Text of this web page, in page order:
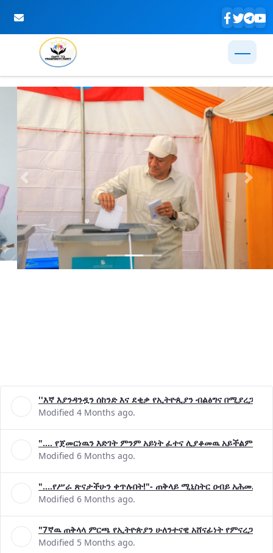
Skip to Main Content
Previous Next
''እኛ እያንዳንዷን ሰከንድ እና ደቂቃ የኢትዮጲያን ብልፅግና
Modified 4 Months ago.
".... የጀመርነዉን እድገት ምንም አይነት ፈተና ሊያቆመዉ አይችልም"-
Modified 6 Months ago.
"....የሥራ ጽናታችሁን ቀጥሉበት!"- ጠቅላይ ሚኒስትር ዐብይ አሕመድ (ዶ/
Modified 6 Months ago.
"7ኛዉ ጠቅላላ ምርጫ የኢትዮጵያን ሁለንተናዊ አሸናፊነት
Modified 5 Months ago.